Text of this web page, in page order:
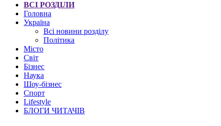
ВСІ РОЗДІЛИ
Головна
Україна
Всі новини розділу
Політика
Місто
Світ
Бізнес
Наука
Шоу-бізнес
Спорт
Lifestyle
БЛОГИ ЧИТАЧІВ